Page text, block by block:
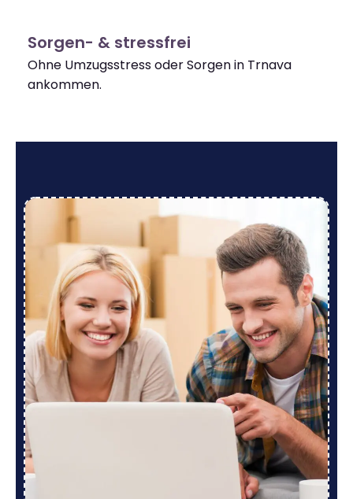
Sorgen- & stressfrei
Ohne Umzugsstress oder Sorgen in Trnava
ankommen.